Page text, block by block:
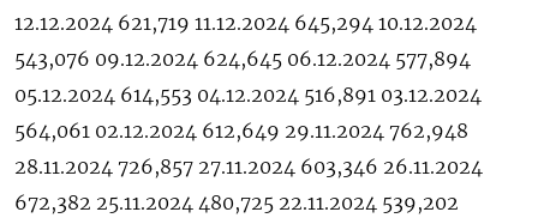
12.12.2024 621,719 11.12.2024 645,294 10.12.2024
543,076 09.12.2024 624,645 06.12.2024 577,894
05.12.2024 614,553 04.12.2024 516,891 03.12.2024
564,061 02.12.2024 612,649 29.11.2024 762,948
28.11.2024 726,857 27.11.2024 603,346 26.11.2024
672,382 25.11.2024 480,725 22.11.2024 539,202